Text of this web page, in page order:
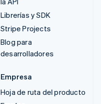
Librerías y SDK
Stripe Projects
Blog para
desarrolladores
Empresa
Hoja de ruta del producto